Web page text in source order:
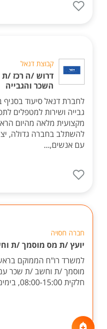
קבוצת דנאל
דרוש /ה רכז /
השכר והגבייה
לחברת דנאל סיעוד
גבייה ושירות למטפלים
מקצועית מלאה מהיום
להשתלב בחברה גדולה,
עם אנשים,...
חברה חסויה
יועץ /ת מס מוסמך /ת
למשרד רו"ח הממוקם
מוסמך /ת וחשב /ת שכר עם
חלקית 08:00-15:00, בימים א'-ה'. סביבת עבודה נעימה.